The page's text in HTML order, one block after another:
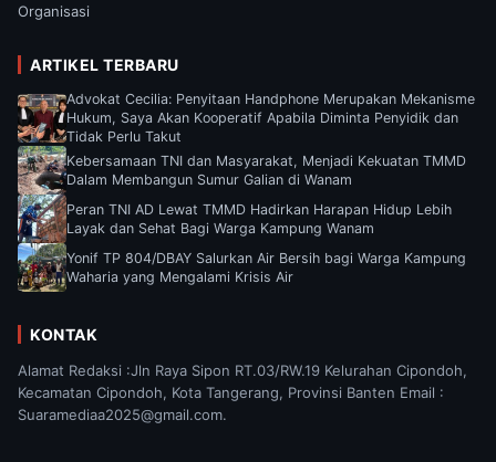
Organisasi
ARTIKEL TERBARU
Advokat Cecilia: Penyitaan Handphone Merupakan Mekanisme
Hukum, Saya Akan Kooperatif Apabila Diminta Penyidik dan
Tidak Perlu Takut
Kebersamaan TNI dan Masyarakat, Menjadi Kekuatan TMMD
Dalam Membangun Sumur Galian di Wanam
Peran TNI AD Lewat TMMD Hadirkan Harapan Hidup Lebih
Layak dan Sehat Bagi Warga Kampung Wanam
Yonif TP 804/DBAY Salurkan Air Bersih bagi Warga Kampung
Waharia yang Mengalami Krisis Air
KONTAK
Alamat Redaksi :Jln Raya Sipon RT.03/RW.19 Kelurahan Cipondoh,
Kecamatan Cipondoh, Kota Tangerang, Provinsi Banten Email :
Suaramediaa2025@gmail.com.